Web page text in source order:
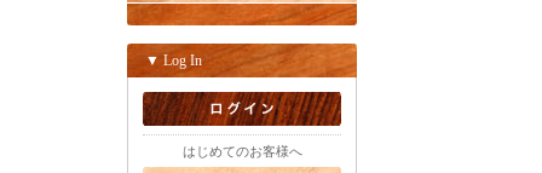
▼ Log In
はじめてのお客様へ